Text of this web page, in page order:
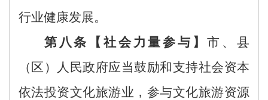
行业健康发展。
第 八条【社会力量参与】市、县
（区）
人民政府应当鼓励和支持社会资本
依法投资文化旅游业，参与文化旅游资源